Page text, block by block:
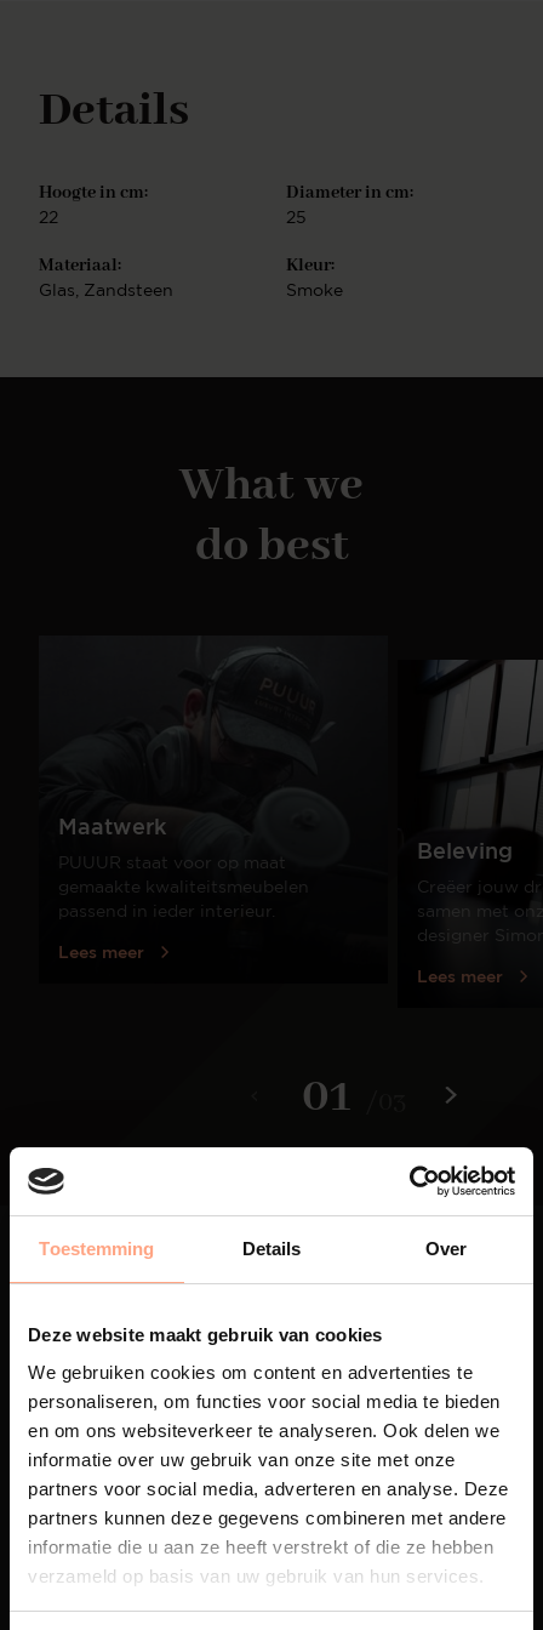
Toestemming Details Over
Deze website maakt gebruik van cookies
We gebruiken cookies om content en advertenties te
personaliseren, om functies voor social media te bieden
en om ons websiteverkeer te analyseren. Ook delen we
informatie over uw gebruik van onze site met onze
partners voor social media, adverteren en analyse. Deze
partners kunnen deze gegevens combineren met andere
informatie die u aan ze heeft verstrekt of die ze hebben
verzameld op basis van uw gebruik van hun services.
Details
Hoogte in cm:
22
Diameter in cm:
25
Materiaal:
Glas, Zandsteen
Kleur:
Smoke
What we
do best
01
Maatwerk
PUUUR staat voor op maat
gemaakte kwaliteitsmeubelen
passend in ieder interieur.
Lees meer
Beleving
Creëer jouw
samen met
designer
Lees meer
Maatwerk
Een exclusieve handgemaakte
beleving, waar Nederlands
vakmanschap en design
Spuiterij